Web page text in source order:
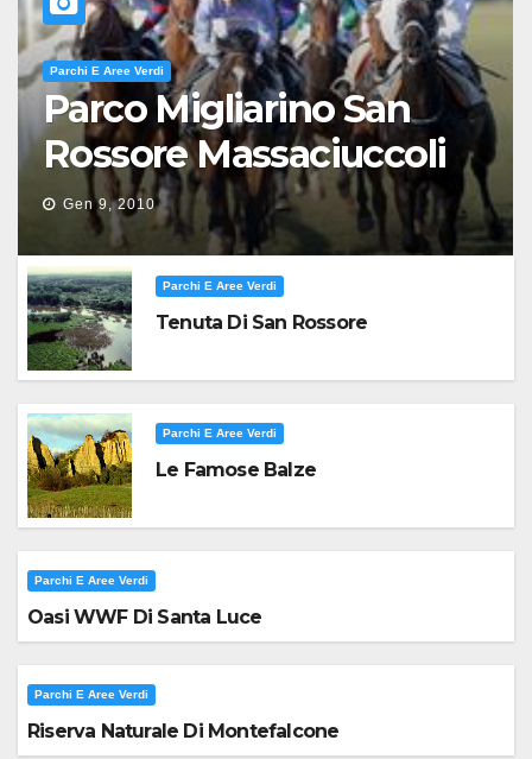
Parchi E Aree Verdi
Parco Migliarino San
Rossore Massaciuccoli
Gen 9, 2010
Parchi E Aree Verdi
Tenuta Di San Rossore
Parchi E Aree Verdi
Le Famose Balze
Parchi E Aree Verdi
Oasi WWF Di Santa Luce
Parchi E Aree Verdi
Riserva Naturale Di Montefalcone